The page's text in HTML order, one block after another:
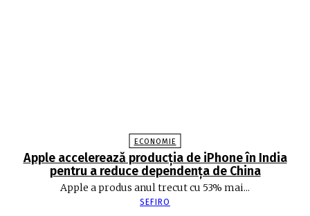
ECONOMIE
Apple accelerează producția de iPhone în India
pentru a reduce dependența de China
Apple a produs anul trecut cu 53% mai...
SEFIRO